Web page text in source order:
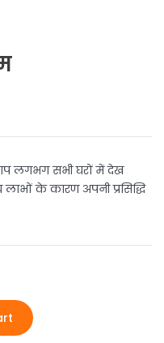
लगभग सभी घरों में देख
के कारण अपनी प्रसिद्धि